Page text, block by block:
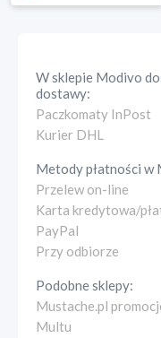
W sklepie Modivo
dostawy:
Paczkomaty InPost
Kurier DHL
Metody płatności w
Przelew on-line
Karta kredytowa/
PayPal
Przy odbiorze
Podobne sklepy:
Mustache.pl
Multu